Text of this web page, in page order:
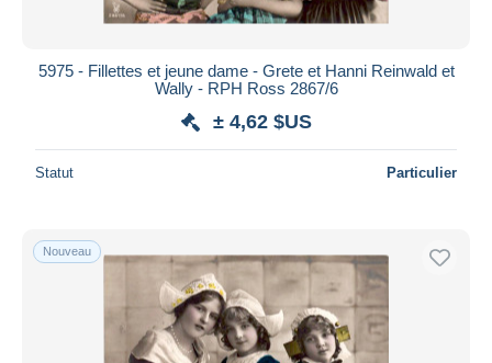
5975 - Fillettes et jeune dame - Grete et Hanni Reinwald et
Wally - RPH Ross 2867/6
± 4,62 $US
Statut Particulier
Nouveau